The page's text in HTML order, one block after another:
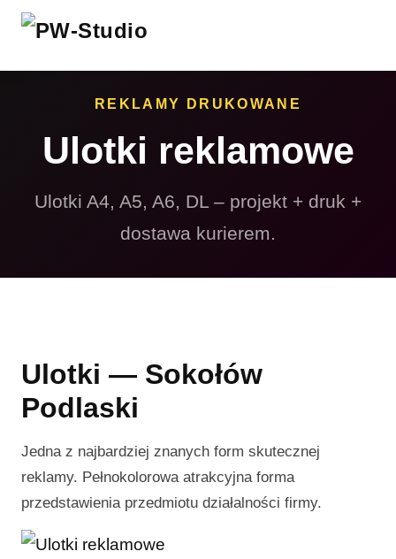
REKLAMY DRUKOWANE
Ulotki reklamowe
Ulotki A4, A5, A6, DL – projekt + druk +
dostawa kurierem.
Ulotki — Sokołów
Podlaski
Jedna z najbardziej znanych form skutecznej
reklamy. Pełnokolorowa atrakcyjna forma
przedstawienia przedmiotu działalności firmy.